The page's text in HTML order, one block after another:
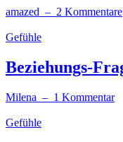
amazed – 2 Kommentare
Gefühle
Beziehungs-
Milena – 1 Kommentar
Gefühle